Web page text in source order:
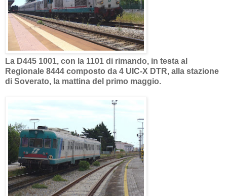
La D445 1001, con la 1101 di rimando, in testa al
Regionale 8444 composto da 4 UIC-X DTR, alla stazione
di Soverato, la mattina del primo maggio.